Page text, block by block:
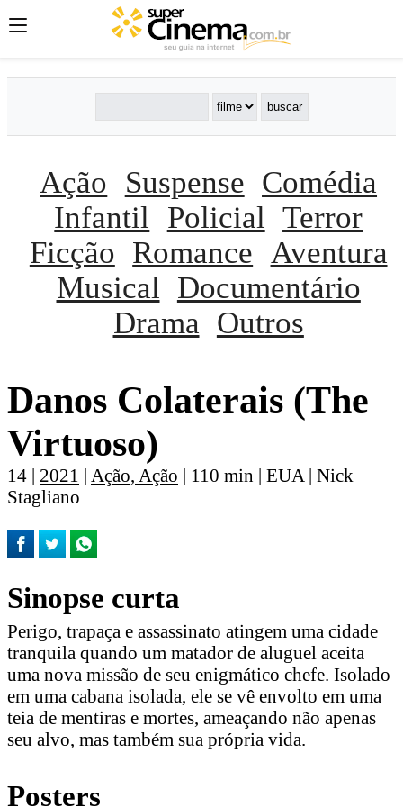
Ação Suspense Comédia
Infantil
Policial Terror
Ficção Romance Aventura
Musical
Documentário
Drama Outros
Danos Colaterais (The
Virtuoso)
14 | 2021 | Ação, Ação | 110 min | EUA | Nick
Stagliano
Sinopse curta
Perigo, trapaça e assassinato atingem uma cidade
tranquila quando um matador de aluguel aceita
uma nova missão de seu enigmático chefe. Isolado
em uma cabana isolada, ele se vê envolto em uma
teia de mentiras e mortes, ameaçando não apenas
seu alvo, mas também sua própria vida.
Posters